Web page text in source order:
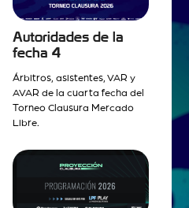
Autoridades de la
fecha 4
Árbitros, asistentes, VAR y
AVAR de la cuarta fecha del
Torneo Clausura Mercado
Libre.